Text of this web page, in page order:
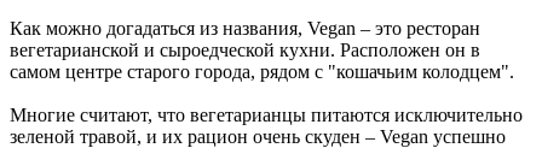
Как можно догадаться из названия, Vegan – это ресторан
вегетарианской и сыроедческой кухни. Расположен он в
самом центре старого города, рядом с "кошачьим колодцем".
Многие считают, что вегетарианцы питаются исключительно
зеленой травой, и их рацион очень скуден – Vegan успешно